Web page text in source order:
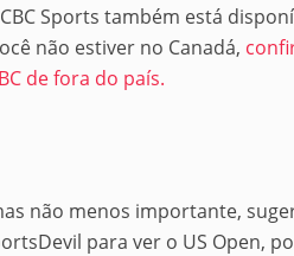
Sports também está
não estiver no Canadá,
de fora do país.
não menos importante,
para ver o US Open,